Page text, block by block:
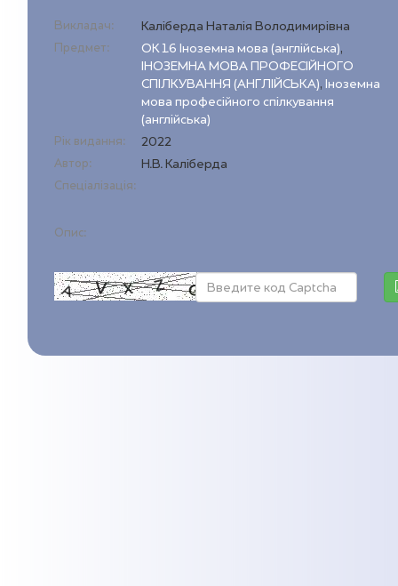
Викладач: Каліберда Наталія Володимирівна
Предмет: ОК 1.6 Іноземна мова (англійська),
ІНОЗЕМНА МОВА ПРОФЕСІЙНОГО
СПІЛКУВАННЯ (АНГЛІЙСЬКА), Іноземна
мова професійного спілкування
(англійська)
Рік видання: 2022
Автор: Н.В. Каліберда
Спеціалізація:
Опис: